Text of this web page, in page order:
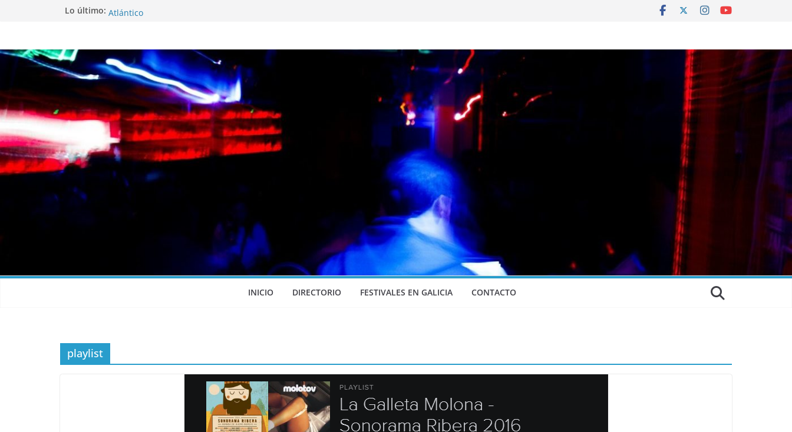
Lo último: Festival PortAmérica 2025, una ventana al otro lado del
Entrevista a MICHEL de Solofolar, EME-SX, Sofar Sounds A
Coruña…
Entrevista a RUMIA
Entrevista a mariagrep
INICIO DIRECTORIO FESTIVALES EN GALICIA CONTACTO
playlist